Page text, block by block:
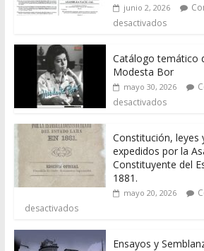
junio 2, 2026
desactivados
Catálogo temático
Modesta Bor
mayo 30, 2026
desactivados
Constitución, leyes
expedidos por la
Constituyente del
1881.
mayo 20, 2026
desactivados
Ensayos y